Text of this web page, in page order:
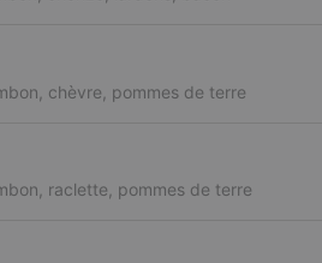
chèvre, pommes de terre
raclette, pommes de terre